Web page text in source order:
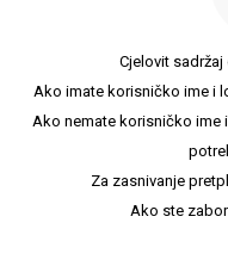
Cjelovit
Ako imate korisničko ime i
Ako nemate korisničko ime
Za zasnivanje
Ako ste